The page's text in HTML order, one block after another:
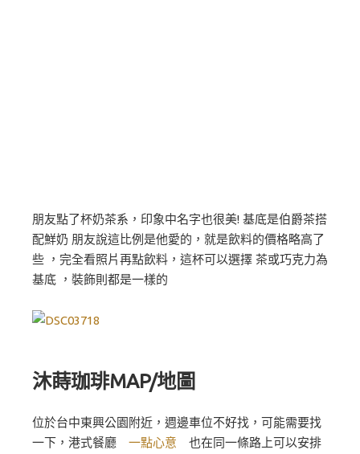
朋友點了杯奶茶系，印象中名字也很美! 基底是伯爵茶搭
配鮮奶 朋友說這比例是他愛的，就是飲料的價格略高了
些 ，完全看照片再點飲料，這杯可以選擇 茶或巧克力為
基底 ，裝飾則都是一樣的
沐蒔珈琲MAP/地圖
位於台中東興公園附近，週邊車位不好找，可能需要找
一下，港式餐廳 一點心意 也在同一條路上可以安排